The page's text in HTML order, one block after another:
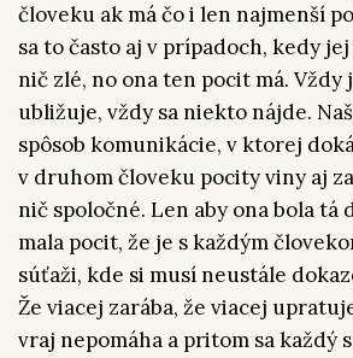
človeku ak má čo i len najmenší
sa to často aj v prípadoch, kedy
nič zlé, no ona ten pocit má.
ubližuje, vždy sa niekto nájde.
spôsob komunikácie, v ktorej
v druhom človeku pocity viny aj
nič spoločné. Len aby ona bola tá
mala pocit, že je s každým
súťaži, kde si musí neustále
Že viacej zarába, že viacej
vraj nepomáha a pritom sa každý